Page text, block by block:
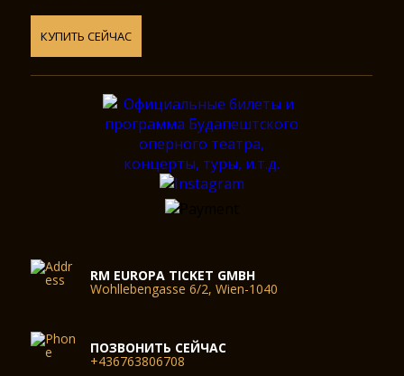
КУПИТЬ СЕЙЧАС
RM EUROPA TICKET GMBH
Wohllebengasse 6/2, Wien-1040
ПОЗВОНИТЬ СЕЙЧАС
+436763806708